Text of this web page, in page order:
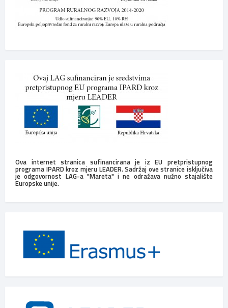
Ova internet stranica sufinancirana je iz EU pretpristupnog
programa IPARD kroz mjeru LEADER. Sadržaj ove stranice isključiva
je odgovornost LAG-a "Mareta" i ne odražava nužno stajalište
Europske unije.